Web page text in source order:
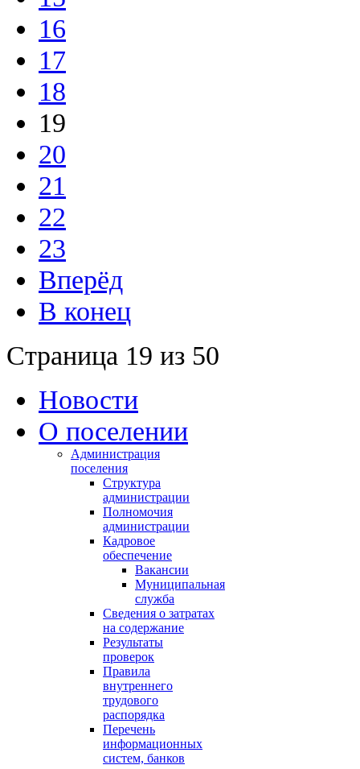
16
17
18
19
20
21
22
23
Вперёд
В конец
Страница 19 из 50
Новости
О поселении
Администрация
поселения
Структура
администрации
Полномочия
администрации
Кадровое
обеспечение
Вакансии
Муниципальная
служба
Сведения о затратах
на содержание
Результаты
проверок
Правила
внутреннего
трудового
распорядка
Перечень
информационных
систем, банков